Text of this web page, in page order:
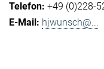
+49 (0)228-
hjwunsch@...